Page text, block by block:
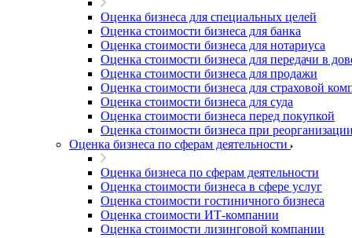
Оценка бизнеса для специальных целей
Оценка стоимости бизнеса для банка
Оценка стоимости бизнеса для нотариуса
Оценка стоимости бизнеса для передачи в
Оценка стоимости бизнеса для продажи
Оценка стоимости бизнеса для страховой
Оценка стоимости бизнеса для суда
Оценка стоимости бизнеса перед покупкой
Оценка стоимости бизнеса при реорганизации
Оценка бизнеса по сферам деятельности
Оценка бизнеса по сферам деятельности
Оценка стоимости бизнеса в сфере услуг
Оценка стоимости гостиничного бизнеса
Оценка стоимости ИТ-компании
Оценка стоимости лизинговой компании
Борисоглебск
Боровичи
Братск
Бронницы
Брянск
Бугульма
Бугуруслан
Бузулук
Буйнакск
Бутурлиновка
Валдай
Валуйки